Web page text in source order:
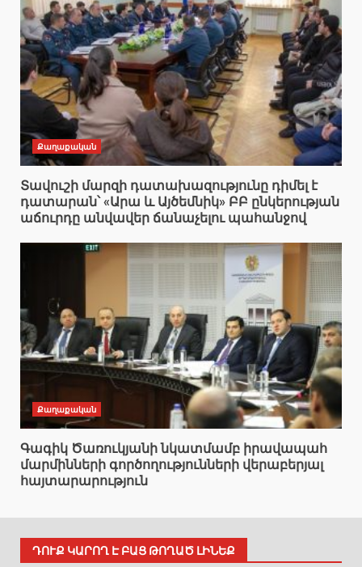
Քաղաքական
Տավուշի մարզի դատախազությունը դիմել է
դատարան՝ «Արա և Այծեմնիկ» ԲԲ ընկերության
աճուրդը անվավեր ճանաչելու պահանջով
Քաղաքական
Գագիկ Ծառուկյանի նկատմամբ իրավապահ
մարմինների գործողությունների վերաբերյալ
հայտարարություն
ԴՈՒՔ ԿԱՐՈՂ Է ԲԱՑ ԹՈՂԱԾ ԼԻՆԵՔ